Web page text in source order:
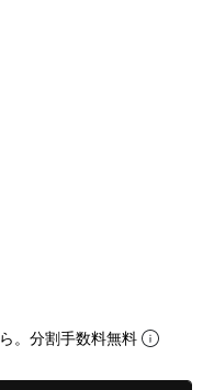
。分割手数料無料